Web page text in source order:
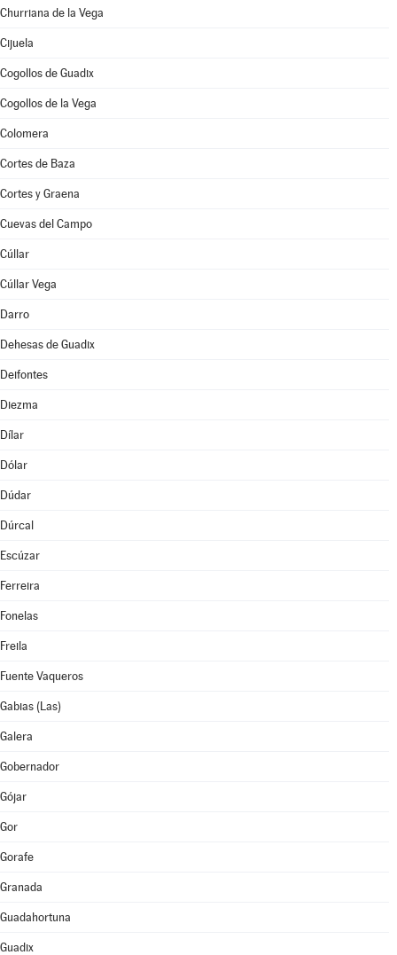
Churriana de la Vega
Cijuela
Cogollos de Guadix
Cogollos de la Vega
Colomera
Cortes de Baza
Cortes y Graena
Cuevas del Campo
Cúllar
Cúllar Vega
Darro
Dehesas de Guadix
Deifontes
Diezma
Dílar
Dólar
Dúdar
Dúrcal
Escúzar
Ferreira
Fonelas
Freila
Fuente Vaqueros
Gabias (Las)
Galera
Gobernador
Gójar
Gor
Gorafe
Granada
Guadahortuna
Guadix